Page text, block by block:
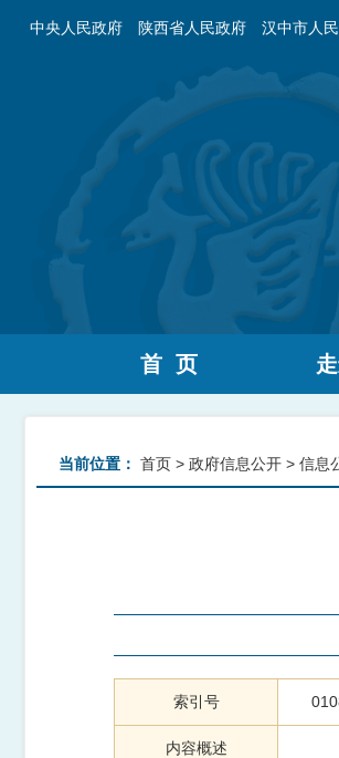
中央人民政府 陕西省人民政府 汉中市人
首 页
当前位置： 首页 > 政府信息公开 > 信息
索引号
内容概述